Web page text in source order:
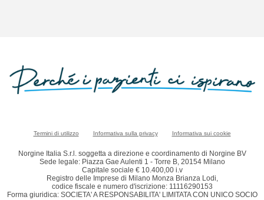
Termini di utilizzo Informativa sulla privacy Informativa sui cookie
Norgine Italia S.r.l. soggetta a direzione e coordinamento di Norgine BV
Sede legale: Piazza Gae Aulenti 1 - Torre B, 20154 Milano
Capitale sociale € 10.400,00 i.v
Registro delle Imprese di Milano Monza Brianza Lodi,
codice fiscale e numero d'iscrizione: 11116290153
Forma giuridica: SOCIETA' A RESPONSABILITA' LIMITATA CON UNICO SOCIO